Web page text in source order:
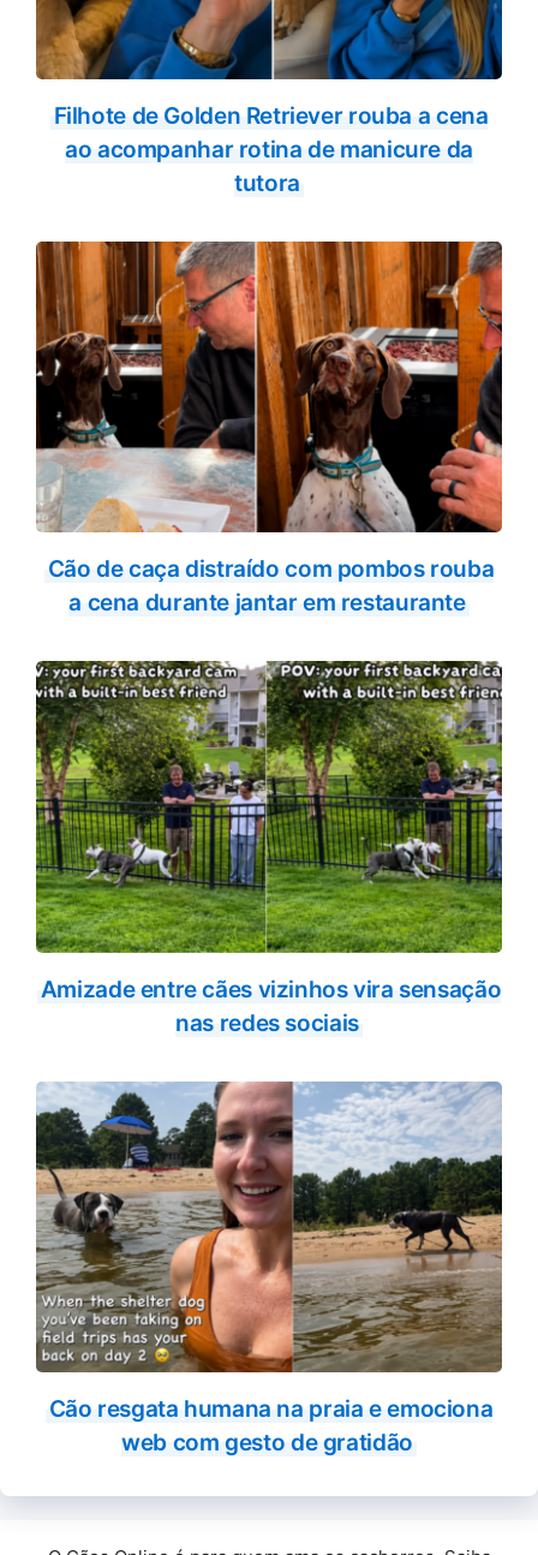
Filhote de Golden Retriever rouba a cena
ao acompanhar rotina de manicure da
tutora
Cão de caça distraído com pombos rouba
a cena durante jantar em restaurante
Amizade entre cães vizinhos vira sensação
nas redes sociais
Cão resgata humana na praia e emociona
web com gesto de gratidão